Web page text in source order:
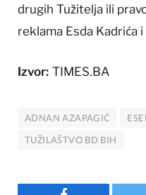
drugih Tužitelja ili
reklama Esda Kadrića i
Izvor: TIMES.BA
ADNAN AZAPAGIĆ
TUŽILAŠTVO BD BIH